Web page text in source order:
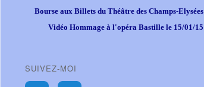
Bourse aux Billets du Théâtre des Champs-Elysées
Vidéo Hommage à l'opéra Bastille le 15/01/15
SUIVEZ-MOI